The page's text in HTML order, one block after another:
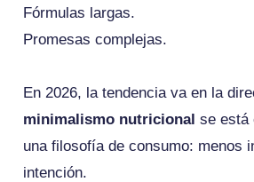
Fórmulas largas.
Promesas complejas.
En 2026, la tendencia va en la
minimalismo nutricional se está
una filosofía de consumo: menos
intención.